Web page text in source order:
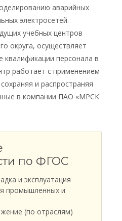
аварийных
электросетей.
учебных центров
округа, осуществляет
квалификации персонала в
работает с применением
и распространяя
в компании ПАО «МРСК
по ФГОС
и эксплуатация
промышленных и
(по отраслям)